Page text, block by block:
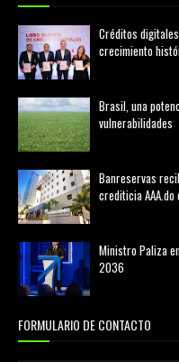
Créditos
crecimiento
Brasil, una
vulnerabilidades
Banreservas
crediticia AAA.do
Ministro Paliza
2036
FORMULARIO DE CONTACTO